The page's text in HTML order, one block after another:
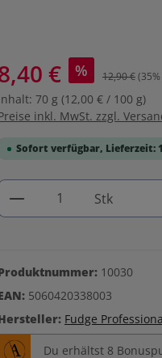
€ % 12,90 €
70 g (12,00 € / 100 g)
inkl. MwSt. zzgl.
Sofort verfügbar, Lieferzeit:
Anzahl:
Stk
10030
5060420338003
Fudge
Du erhältst 8